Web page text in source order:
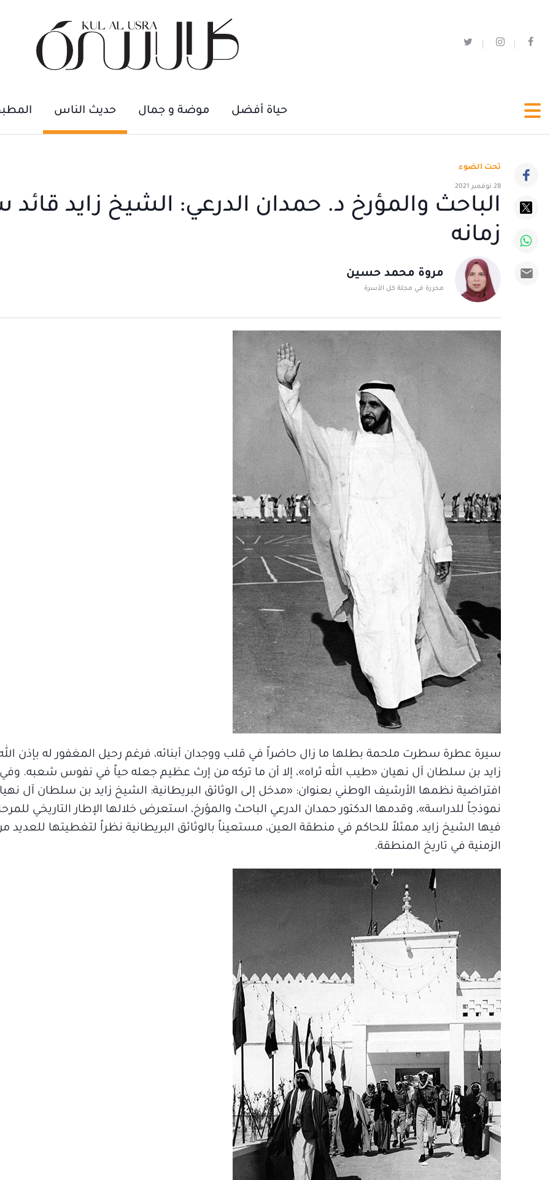
حياة أفضل موضة و جمال حديث الناس
تحت الضوء
28 نوفمبر 2021
الباحث والمؤرخ د. حمدان الدرعي: الشيخ زايد
زمانه
مروة محمد حسين
محررة في مجلة كل الأسرة
سيرة عطرة سطرت ملحمة بطلها ما زال حاضراً في قلب ووجدان أبنائه، فرغم رحيل المغفور له بإذن
زايد بن سلطان آل نهيان «طيب الله ثراه»، إلا أن ما تركه من إرث عظيم جعله حياً في نفوس شعبه.
افتراضية نظمها الأرشيف الوطني بعنوان: «مدخل إلى الوثائق البريطانية: الشيخ زايد بن سلطان آل
نموذجاً للدراسة»، وقدمها الدكتور حمدان الدرعي الباحث والمؤرخ، استعرض خلالها الإطار التاريخي
فيها الشيخ زايد ممثلاً للحاكم في منطقة العين، مستعيناً بالوثائق البريطانية نظراً لتغطيتها للعديد
الزمنية في تاريخ المنطقة.